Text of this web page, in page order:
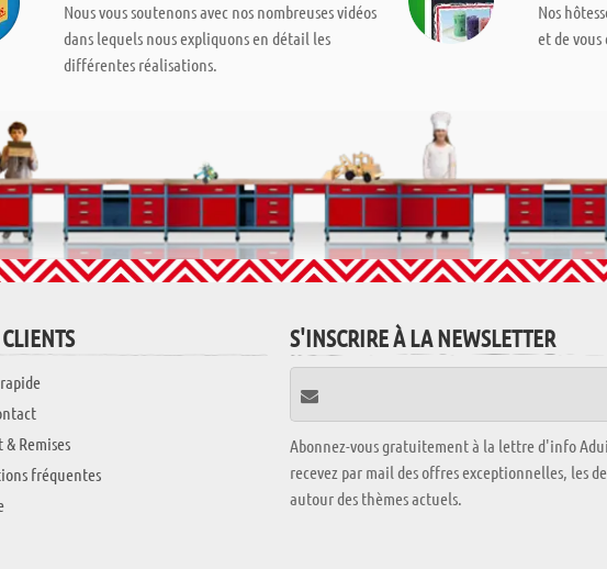
Nous vous soutenons avec nos nombreuses vidéos
dans lequels nous expliquons en détail les
différentes réalisations.
Nos
et de
Remises
fréquentes
S'INSCRIRE À LA NEWSLETTER
Abonnez-vous gratuitement à la lettre d'info
recevez par mail des offres exceptionnelles, les
autour des thèmes actuels.